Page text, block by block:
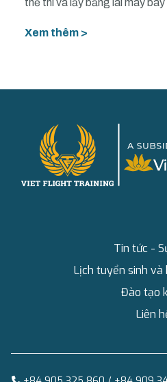
thể thi và lấy bằng lái máy bay
Xem thêm >
Tin tức -
Lịch tuyển sinh và
Đào tạo
Liên